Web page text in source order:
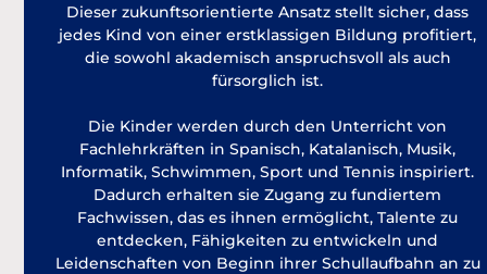
Dieser zukunftsorientierte Ansatz stellt sicher, dass
jedes Kind von einer erstklassigen Bildung profitiert,
die sowohl akademisch anspruchsvoll als auch
fürsorglich ist.
Die Kinder werden durch den Unterricht von
Fachlehrkräften in Spanisch, Katalanisch, Musik,
Informatik, Schwimmen, Sport und Tennis inspiriert.
Dadurch erhalten sie Zugang zu fundiertem
Fachwissen, das es ihnen ermöglicht, Talente zu
entdecken, Fähigkeiten zu entwickeln und
Leidenschaften von Beginn ihrer Schullaufbahn an zu